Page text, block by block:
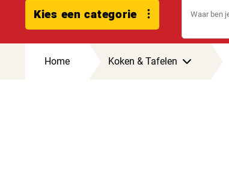
Kies een categorie
Home Koken & Tafelen